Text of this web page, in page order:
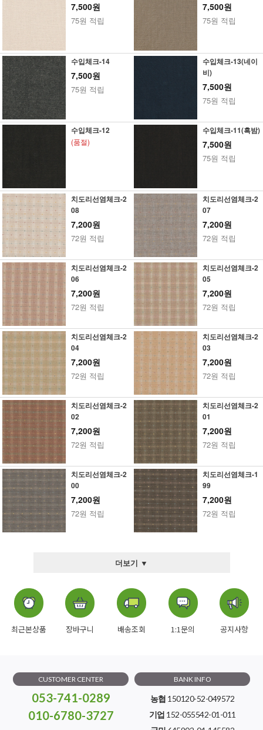
7,500원
75원 적립
7,500원
75원 적립
수입체크-14
7,500원
75원 적립
수입체크-13(네이
비)
7,500원
75원 적립
수입체크-12
(품절)
수입체크-11(흑밤)
7,500원
75원 적립
치도리선염체크-2
08
7,200원
72원 적립
치도리선염체크-2
07
7,200원
72원 적립
치도리선염체크-2
06
7,200원
72원 적립
치도리선염체크-2
05
7,200원
72원 적립
치도리선염체크-2
04
7,200원
72원 적립
치도리선염체크-2
03
7,200원
72원 적립
치도리선염체크-2
02
7,200원
72원 적립
치도리선염체크-2
01
7,200원
72원 적립
치도리선염체크-2
00
7,200원
72원 적립
치도리선염체크-1
99
7,200원
72원 적립
더보기 ▼
최근본상품 장바구니 배송조회 1:1문의 공지사항
CUSTOMER CENTER
053-741-0289
010-6780-3727
BANK INFO
농협 150120-52-049572
기업 152-055542-01-011